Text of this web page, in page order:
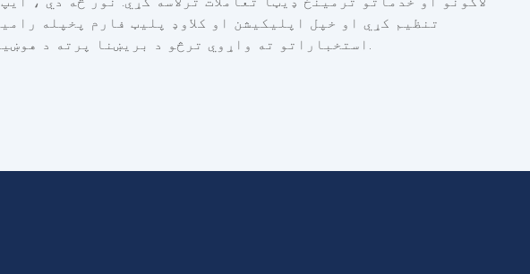
تنظیم کړي او خپل اپلیکیشن او کلاوډ پلیټ فارم پخپله
استخباراتو کچه ښه کړي او د بلوتوث استخباراتو کارول NFC استخباراتو ته واړوي ترڅو د بریښنا پرته د هوښیار انلاک کولو وزې ترلاسه کړي.